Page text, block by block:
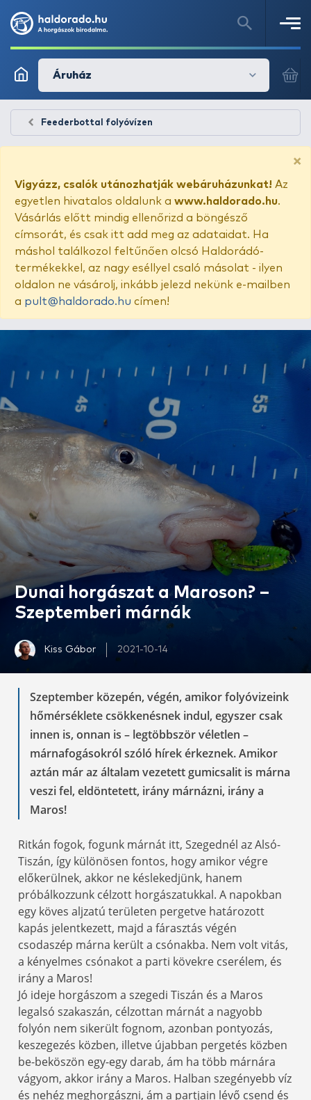
Áruház
Feederbottal folyóvízen
×
Vigyázz, csalók utánozhatják webáruházunkat! Az
egyetlen hivatalos oldalunk a www.haldorado.hu.
Vásárlás előtt mindig ellenőrizd a böngésző
címsorát, és csak itt add meg az adataidat. Ha
máshol találkozol feltűnően olcsó Haldorádó-
termékekkel, az nagy eséllyel csaló másolat - ilyen
oldalon ne vásárolj, inkább jelezd nekünk e-mailben
a pult@haldorado.hu címen!
Dunai horgászat a Maroson? –
Szeptemberi márnák
Kiss Gábor 2021-10-14
Szeptember közepén, végén, amikor folyóvizeink
hőmérséklete csökkenésnek indul, egyszer csak
innen is, onnan is – legtöbbször véletlen –
márnafogásokról szóló hírek érkeznek. Amikor
aztán már az általam vezetett gumicsalit is márna
veszi fel, eldöntetett, irány márnázni, irány a
Maros!
Ritkán fogok, fogunk márnát itt, Szegednél az Alsó-
Tiszán, így különösen fontos, hogy amikor végre
előkerülnek, akkor ne késlekedjünk, hanem
próbálkozzunk célzott horgászatukkal. A napokban
egy köves aljzatú területen pergetve határozott
kapás jelentkezett, majd a fárasztás végén
csodaszép márna került a csónakba. Nem volt vitás,
a kényelmes csónakot a parti kövekre cserélem, és
irány a Maros!
Jó ideje horgászom a szegedi Tiszán és a Maros
legalsó szakaszán, célzottan márnát a nagyobb
folyón nem sikerült fognom, azonban pontyozás,
keszegezés közben, illetve újabban pergetés közben
be-beköszön egy-egy darab, ám ha több márnára
vágyom, akkor irány a Maros. Halban szegényebb víz
és nehéz meghorgászni, ám a partjain lévő csend és